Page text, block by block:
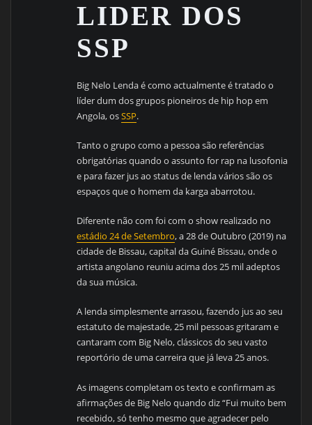
LIDER DOS
SSP
Big Nelo Lenda é como actualmente é tratado o
líder dum dos grupos pioneiros de hip hop em
Angola, osSSP.
Tanto o grupo como a pessoa são referências
obrigatórias quando o assunto for rap na lusofonia
e para fazer jus ao status de lenda vários são os
espaços que o homem da karga abarrotou.
Diferente não com foi com o show realizado no
estádio 24 de Setembro, a 28 de Outubro (2019) na
cidade de Bissau, capital da Guiné Bissau, onde o
artista angolano reuniu acima dos 25 mil adeptos
da sua música.
A lenda simplesmente arrasou, fazendo jus ao seu
estatuto de majestade, 25 mil pessoas gritaram e
cantaram com Big Nelo, clássicos do seu vasto
reportório de uma carreira que já leva 25 anos.
As imagens completam os texto e confirmam as
afirmações de Big Nelo quando diz “Fui muito bem
recebido, só tenho mesmo que agradecer pelo